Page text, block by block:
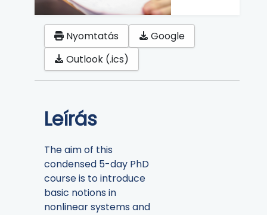
Nyomtatás
Google
Outlook (.ics)
Leírás
The aim of this
condensed 5-day PhD
course is to introduce
basic notions in
nonlinear systems and